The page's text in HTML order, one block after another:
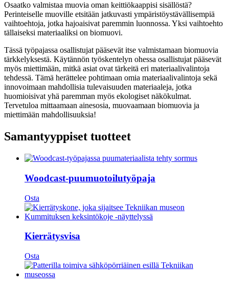
Osaatko valmistaa muovia oman keittiökaappisi sisällöstä?
Perinteiselle muoville etsitään jatkuvasti ympäristöystävällisempiä
vaihtoehtoja, jotka hajoaisivat paremmin luonnossa. Yksi vaihtoehto
tällaiseksi materiaaliksi on biomuovi.
Tässä työpajassa osallistujat pääsevät itse valmistamaan biomuovia
tärkkelyksestä. Käytännön työskentelyn ohessa osallistujat pääsevät
myös miettimään, mitkä asiat ovat tärkeitä eri materiaalivalintoja
tehdessä. Tämä herättelee pohtimaan omia materiaalivalintoja sekä
innovoimaan mahdollisia tulevaisuuden materiaaleja, jotka
huomioisivat yhä paremman myös ekologiset näkökulmat.
Tervetuloa mittaamaan ainesosia, muovaamaan biomuovia ja
miettimään mahdollisuuksia!
Samantyyppiset tuotteet
Woodcast-puumuotoilutyöpaja
Osta
Kierrätysvisa
Osta